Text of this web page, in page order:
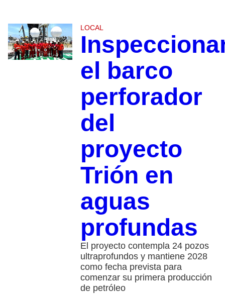
LOCAL
el barco
perforador
del
proyecto
Trión en
aguas
profundas
El proyecto contempla 24 pozos
ultraprofundos y mantiene 2028
como fecha prevista para
comenzar su primera producción
de petróleo